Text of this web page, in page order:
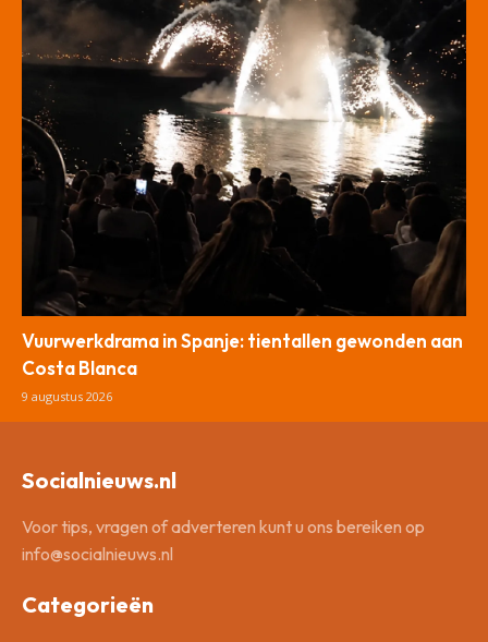
Vuurwerkdrama in Spanje: tientallen gewonden aan
Costa Blanca
9 augustus 2026
Socialnieuws.nl
Voor tips, vragen of adverteren kunt u ons bereiken op
info@socialnieuws.nl
Categorieën